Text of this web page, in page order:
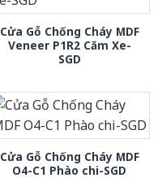
Cửa Gỗ Chống Cháy MDF
Veneer P1R2 Căm Xe-
SGD
Cửa Gỗ Chống Cháy MDF
O4-C1 Phào chi-SGD